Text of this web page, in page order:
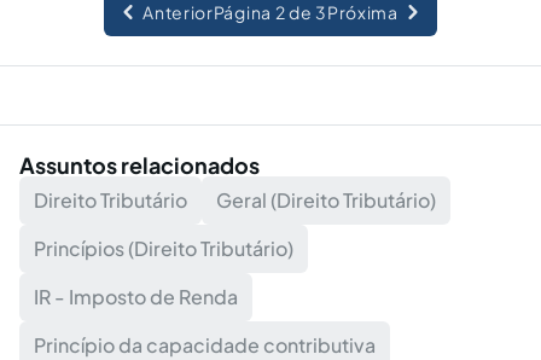
AnteriorPágina 2 de 3Próxima
Assuntos relacionados
Direito Tributário
Geral (Direito Tributário)
Princípios (Direito Tributário)
IR - Imposto de Renda
Princípio da capacidade contributiva